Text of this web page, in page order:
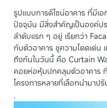
รูปแบบการดีไซน์อาคาร ที่มีเ
ปัจจุบัน มีสิ่งสำคัญเป็นองค์ป
ลำดับแรก ๆ อยู่ เรียกว่า
กับตัวอาคาร ชูความโดดเด่น
ถึงกันในวันนี้ คือ Curtain
คอยห่อหุ้มปกคลุมตัวอาคาร
โครงการหลายที่เลือกนำมาปรั
.